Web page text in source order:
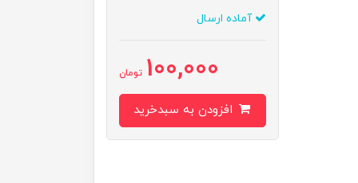
آماده ارسال
100,000 تومان